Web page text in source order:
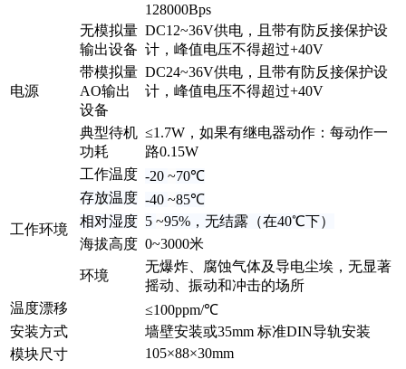
128000Bps
电源
无模拟量
输出设备
DC12~36V供电，且带有防反接保护设
计，峰值电压不得超过+40V
带模拟量
AO输出
设备
DC24~36V供电，且带有防反接保护设
计，峰值电压不得超过+40V
典型待机
功耗
≤1.7W，如果有继电器动作：每动作一
路0.15W
工作环境
工作温度 -20 ~70℃
存放温度 -40 ~85℃
相对湿度 5 ~95%，无结露（在40℃下）
海拔高度 0~3000米
环境
无爆炸、腐蚀气体及导电尘埃，无显著
摇动、振动和冲击的场所
温度漂移
≤100ppm/℃
安装方式
墙壁安装或35mm 标准DIN导轨安装
模块尺寸
105×88×30mm